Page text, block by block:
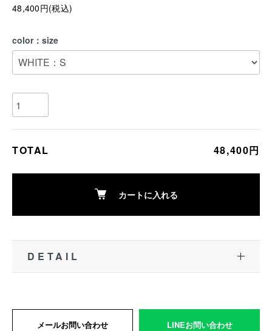
48,400円(税込)
color：size
TOTAL 48,400円
カートに入れる
DETAIL
メールお問い合わせ LINEお問い合わせ